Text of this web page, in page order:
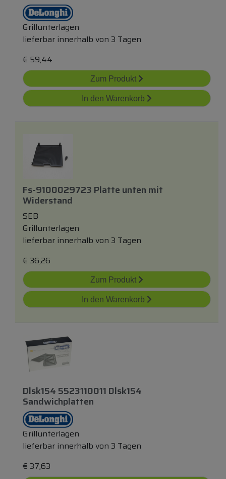
Grillunterlagen
lieferbar innerhalb von 3 Tagen
€ 59,44
Zum Produkt
In den Warenkorb
Fs-9100029723 Platte unten mit
Widerstand
SEB
Grillunterlagen
lieferbar innerhalb von 3 Tagen
€ 36,26
Zum Produkt
In den Warenkorb
Dlsk154 5523110011 Dlsk154
Sandwichplatten
Grillunterlagen
lieferbar innerhalb von 3 Tagen
€ 37,63